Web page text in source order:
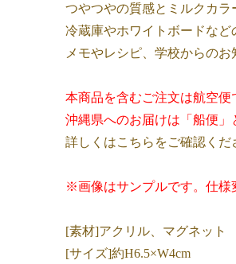
つやつやの質感とミルクカラ
冷蔵庫やホワイトボードな
メモやレシピ、学校からの
本商品を含むご注文は航空便
沖縄県へのお届けは「船便」
詳しくはこちらをご確認くだ
※画像はサンプルです。仕様
[素材]アクリル、マグネット
[サイズ]約H6.5×W4cm